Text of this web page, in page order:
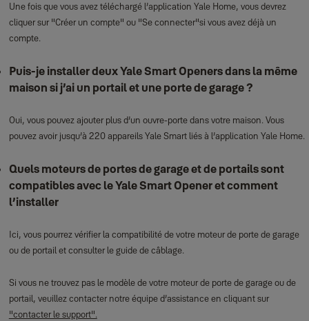
Une fois que vous avez téléchargé l’application Yale Home, vous devrez
cliquer sur "Créer un compte" ou "Se connecter"si vous avez déjà un
compte.
Puis‑je installer deux Yale Smart Openers dans la même
maison si j’ai un portail et une porte de garage ?
Oui, vous pouvez ajouter plus d’un ouvre‑porte dans votre maison. Vous
pouvez avoir jusqu’à 220 appareils Yale Smart liés à l’application Yale Home.
Quels moteurs de portes de garage et de portails sont
compatibles avec le Yale Smart Opener et comment
l’installer
Ici, vous pourrez vérifier la compatibilité de votre moteur de porte de garage
ou de portail et consulter le guide de câblage.
Si vous ne trouvez pas le modèle de votre moteur de porte de garage ou de
portail, veuillez contacter notre équipe d’assistance en cliquant sur
"contacter le support".